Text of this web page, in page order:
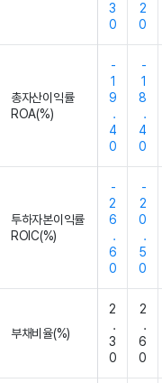
3
0
2
0
총자산이익률
ROA(%)
-
1
9
.
4
0
-
1
8
.
4
0
투하자본이익률
ROIC(%)
-
2
6
.
6
0
-
2
0
.
5
0
부채비율(%)
2
.
3
0
2
.
6
0